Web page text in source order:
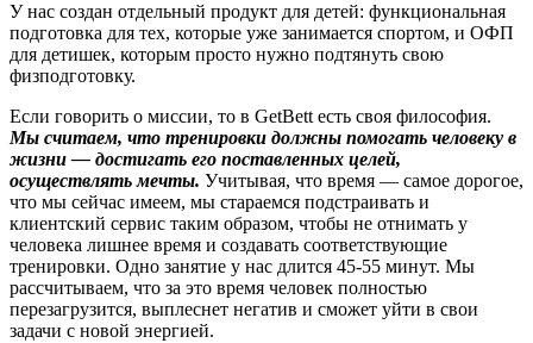
У нас создан отдельный продукт для детей: функциональная
подготовка для тех, которые уже занимается спортом, и ОФП
для детишек, которым просто нужно подтянуть свою
физподготовку.
Если говорить о миссии, то в GetBett есть своя философия.
Мы считаем, что тренировки должны помогать человеку в
жизни — достигать его поставленных целей,
осуществлять мечты. Учитывая, что время — самое дорогое,
что мы сейчас имеем, мы стараемся подстраивать и
клиентский сервис таким образом, чтобы не отнимать у
человека лишнее время и создавать соответствующие
тренировки. Одно занятие у нас длится 45-55 минут. Мы
рассчитываем, что за это время человек полностью
перезагрузится, выплеснет негатив и сможет уйти в свои
задачи с новой энергией.